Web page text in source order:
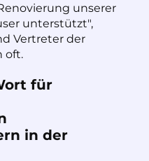
unserer
unterstützt",
Vertreter der
oft.
für
in der